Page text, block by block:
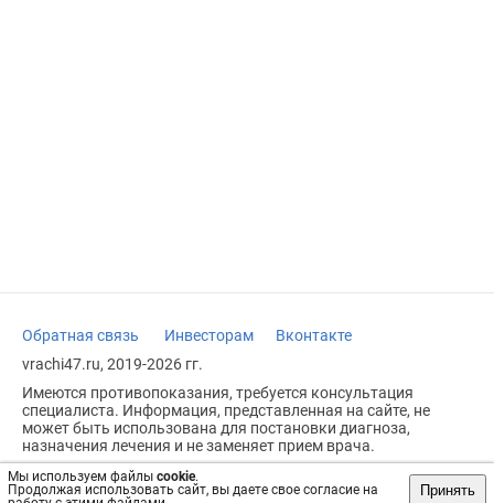
Мы используем файлы cookie.
Продолжая использовать сайт, вы даете свое согласие на
Принять
Обратная связь Инвесторам
Вконтакте
vrachi47.ru, 2019-2026 гг.
Имеются противопоказания, требуется консультация
специалиста. Информация, представленная на сайте, не
может быть использована для постановки диагноза,
назначения лечения и не заменяет прием врача.
Возрастное ограничение: 18+